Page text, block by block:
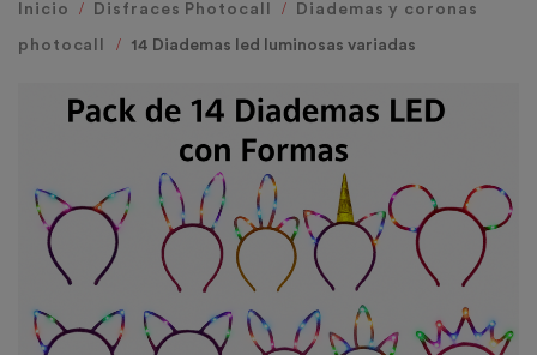
Inicio Disfraces Photocall Diademas y coronas
photocall 14 Diademas led luminosas variadas